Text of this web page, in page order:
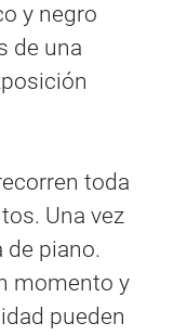
y negro
de una
toda
Una vez
de piano.
momento y
pueden